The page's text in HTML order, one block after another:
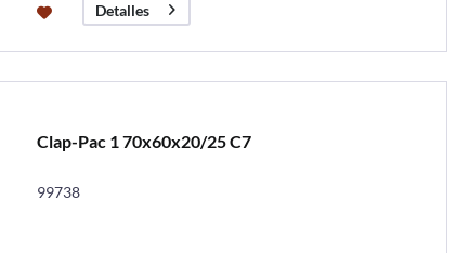
Detalles
Clap-Pac 1 70x60x20/25 C7
99738